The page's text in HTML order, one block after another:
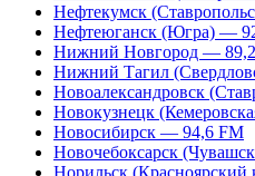
Нефтекумск
Нефтеюганск (Югра) —
Нижний Новгород —
Нижний Тагил
Новоалександровск
Новокузнецк
Новосибирск — 94,6 FM
Новочебоксарск
Норильск